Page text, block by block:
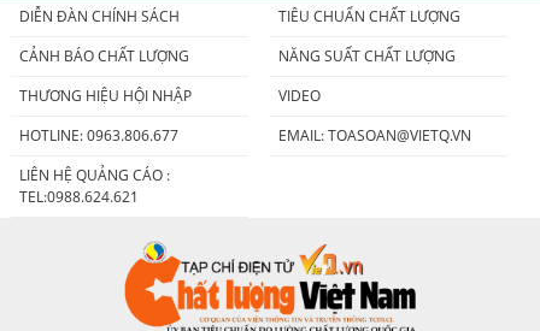
DIỄN ĐÀN CHÍNH SÁCH
TIÊU CHUẨN CHẤT LƯỢNG
CẢNH BÁO CHẤT LƯỢNG
NĂNG SUẤT CHẤT LƯỢNG
THƯƠNG HIỆU HỘI NHẬP
VIDEO
HOTLINE: 0963.806.677
EMAIL:TOASOAN@VIETQ.VN
LIÊN HỆ QUẢNG CÁO :
TEL:0988.624.621